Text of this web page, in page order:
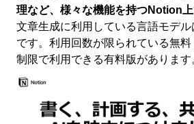
理など、様々な機能を持つNotion上
文章生成に利用している言語モデ
です。利用回数が限られている無
制限で利用できる有料版があります